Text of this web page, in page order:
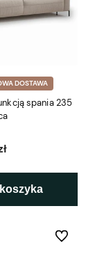
DOSTAWA
spania 235
Do